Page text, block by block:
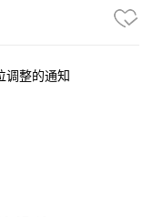
调整的通知